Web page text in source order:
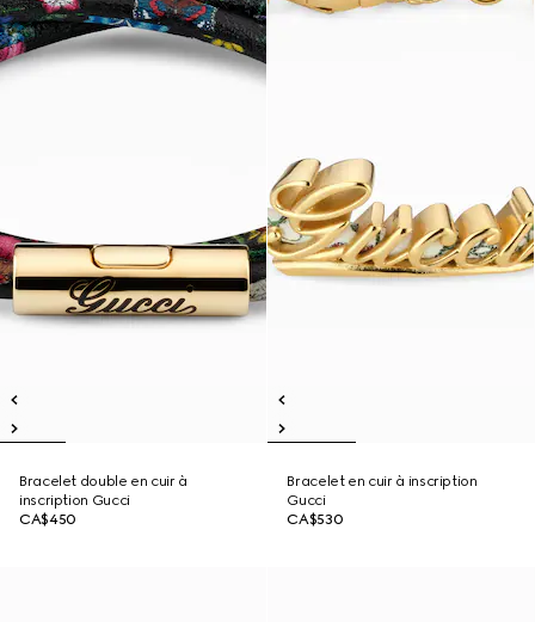
Bracelet double en cuir à
inscription Gucci
CA$450
Bracelet en cuir à inscription
Gucci
CA$530